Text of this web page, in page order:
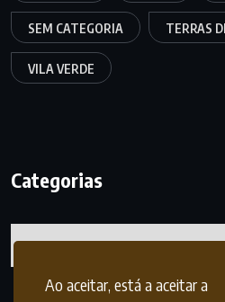
Ao aceitar, está a aceitar a
SEM CATEGORIA TERRAS
VILA VERDE
Categorias